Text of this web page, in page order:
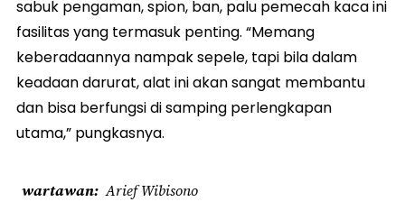
sabuk pengaman, spion, ban, palu pemecah kaca ini
fasilitas yang termasuk penting. “Memang
keberadaannya nampak sepele, tapi bila dalam
keadaan darurat, alat ini akan sangat membantu
dan bisa berfungsi di samping perlengkapan
utama,” pungkasnya.
wartawan Arief Wibisono